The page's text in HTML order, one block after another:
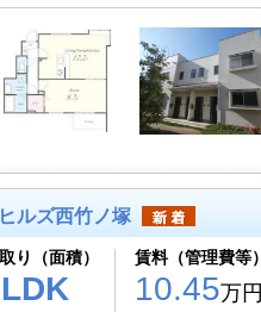
ルズ西竹ノ塚
り（面積） 賃料（管理費等）
10.45万円